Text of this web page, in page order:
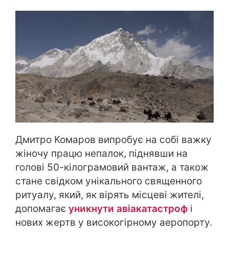
Дмитро Комаров випробує на собі важку
жіночу працю непалок, піднявши на
голові 50-кілограмовий вантаж, а також
стане свідком унікального священного
ритуалу, який, як вірять місцеві жителі,
допомагає уникнути авіакатастроф і
нових жертв у високогірному аеропорту.